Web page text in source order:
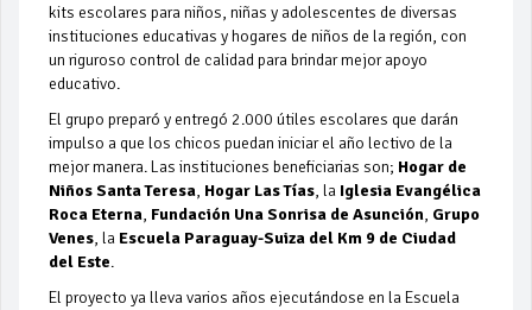
kits escolares para niños, niñas y adolescentes de diversas
instituciones educativas y hogares de niños de la región, con
un riguroso control de calidad para brindar mejor apoyo
educativo.
El grupo preparó y entregó 2.000 útiles escolares que darán
impulso a que los chicos puedan iniciar el año lectivo de la
mejor manera. Las instituciones beneficiarias son; Hogar de
Niños Santa Teresa, Hogar Las Tías, la Iglesia Evangélica
Roca Eterna, Fundación Una Sonrisa de Asunción, Grupo
Venes, la Escuela Paraguay-Suiza del Km 9 de Ciudad
del Este.
El proyecto ya lleva varios años ejecutándose en la Escuela